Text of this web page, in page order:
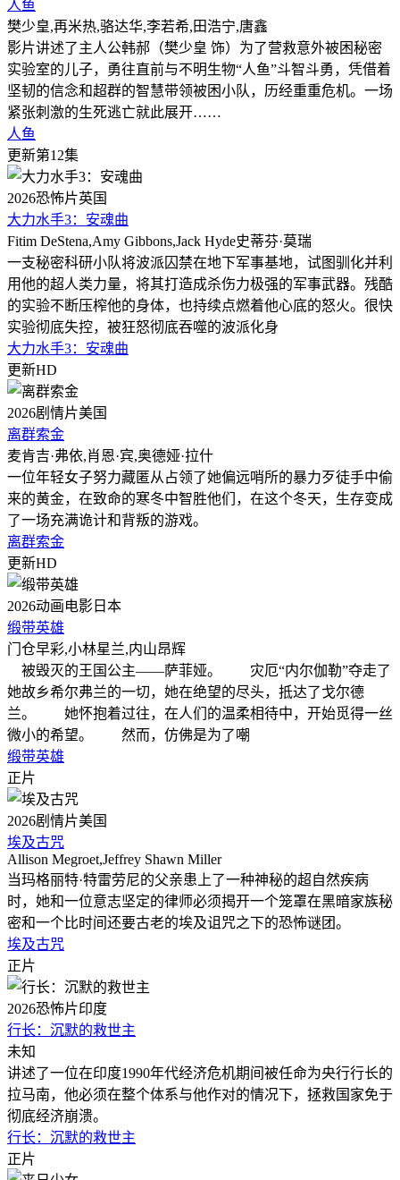
人鱼
樊少皇,再米热,骆达华,李若希,田浩宁,唐鑫
影片讲述了主人公韩郝（樊少皇 饰）为了营救意外被困秘密
实验室的儿子，勇往直前与不明生物“人鱼”斗智斗勇，凭借着
坚韧的信念和超群的智慧带领被困小队，历经重重危机。一场
紧张刺激的生死逃亡就此展开……
人鱼
更新第12集
2026恐怖片英国
大力水手3：安魂曲
Fitim DeStena,Amy Gibbons,Jack Hyde史蒂芬·莫瑞
一支秘密科研小队将波派囚禁在地下军事基地，试图驯化并利
用他的超人类力量，将其打造成杀伤力极强的军事武器。残酷
的实验不断压榨他的身体，也持续点燃着他心底的怒火。很快
实验彻底失控，被狂怒彻底吞噬的波派化身
大力水手3：安魂曲
更新HD
2026剧情片美国
离群索金
麦肯吉·弗依,肖恩·宾,奥德娅·拉什
一位年轻女子努力藏匿从占领了她偏远哨所的暴力歹徒手中偷
来的黄金，在致命的寒冬中智胜他们，在这个冬天，生存变成
了一场充满诡计和背叛的游戏。
离群索金
更新HD
2026动画电影 日本
缎带英雄
门仓早彩,小林星兰,内山昂辉
被毁灭的王国公主——萨菲娅。 灾厄“内尔伽勒”夺走了
她故乡希尔弗兰的一切，她在绝望的尽头，抵达了戈尔德
兰。 她怀抱着过往，在人们的温柔相待中，开始觅得一丝
微小的希望。 然而，仿佛是为了嘲
缎带英雄
正片
2026剧情片美国
埃及古咒
Allison Megroet,Jeffrey Shawn Miller
当玛格丽特·特雷劳尼的父亲患上了一种神秘的超自然疾病
时，她和一位意志坚定的律师必须揭开一个笼罩在黑暗家族秘
密和一个比时间还要古老的埃及诅咒之下的恐怖谜团。
埃及古咒
正片
2026恐怖片印度
行长：沉默的救世主
未知
讲述了一位在印度1990年代经济危机期间被任命为央行行长的
拉马南，他必须在整个体系与他作对的情况下，拯救国家免于
彻底经济崩溃。
行长：沉默的救世主
正片